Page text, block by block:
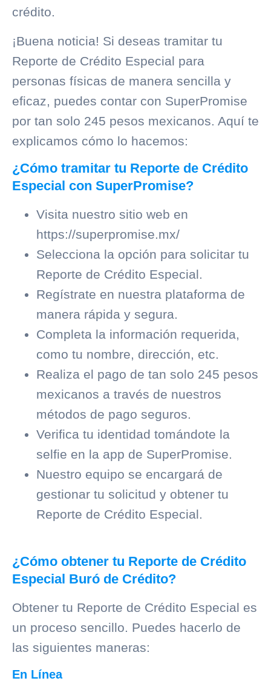
crédito.
¡Buena noticia! Si deseas tramitar tu
Reporte de Crédito Especial para
personas físicas de manera sencilla y
eficaz, puedes contar con SuperPromise
por tan solo 245 pesos mexicanos. Aquí te
explicamos cómo lo hacemos:
¿Cómo tramitar tu Reporte de Crédito
Especial con SuperPromise?
Visita nuestro sitio web en
https://superpromise.mx/
Selecciona la opción para solicitar tu
Reporte de Crédito Especial.
Regístrate en nuestra plataforma de
manera rápida y segura.
Completa la información requerida,
como tu nombre, dirección, etc.
Realiza el pago de tan solo 245 pesos
mexicanos a través de nuestros
métodos de pago seguros.
Verifica tu identidad tomándote la
selfie en la app de SuperPromise.
Nuestro equipo se encargará de
gestionar tu solicitud y obtener tu
Reporte de Crédito Especial.
¿Cómo obtener tu Reporte de Crédito
Especial Buró de Crédito?
Obtener tu Reporte de Crédito Especial es
un proceso sencillo. Puedes hacerlo de
las siguientes maneras:
En Línea